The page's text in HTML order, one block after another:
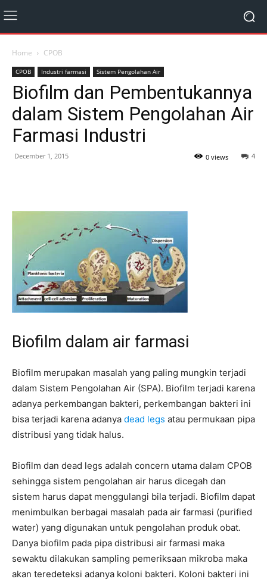
Home CPOB
CPOB Industri farmasi Sistem Pengolahan Air
Biofilm dan Pembentukannya
dalam Sistem Pengolahan Air
Farmasi Industri
December 1, 2015 4
0 views
Biofilm dalam air farmasi
Biofilm merupakan masalah yang paling mungkin terjadi
dalam Sistem Pengolahan Air (SPA). Biofilm terjadi karena
adanya perkembangan bakteri, perkembangan bakteri ini
bisa terjadi karena adanya dead legs atau permukaan pipa
distribusi yang tidak halus.
Biofilm dan dead legs adalah concern utama dalam CPOB
sehingga sistem pengolahan air harus dicegah dan
sistem harus dapat menggulangi bila terjadi. Biofilm dapat
menimbulkan berbagai masalah pada air farmasi (purified
water) yang digunakan untuk pengolahan produk obat.
Danya biofilm pada pipa distribusi air farmasi maka
sewaktu dilakukan sampling pemeriksaan mikroba maka
akan teredeteksi adanya koloni bakteri. Koloni bakteri ini